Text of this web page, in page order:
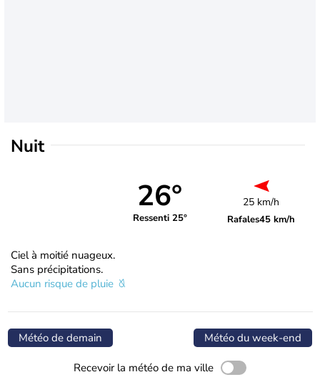
Nuit
26°
Ressenti 25°
25 km/h
Rafales45 km/h
Ciel à moitié nuageux.
Sans précipitations.
Aucun risque de pluie
Météo de demain Météo du week-end
Recevoir la météo de ma ville